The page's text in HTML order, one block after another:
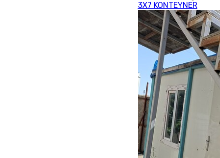
3X7 KONTEYNER